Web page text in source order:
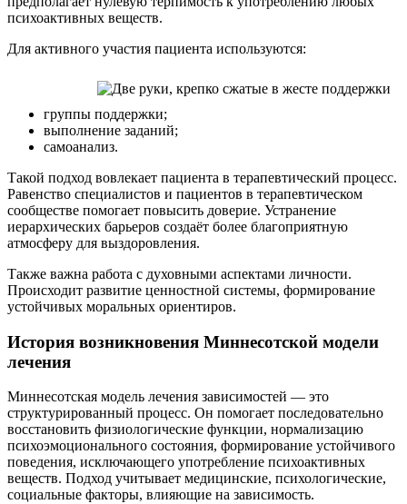
психоактивных веществ.
Для активного участия пациента используются:
группы поддержки;
выполнение заданий;
самоанализ.
Такой подход вовлекает пациента в терапевтический процесс.
Равенство специалистов и пациентов в терапевтическом
сообществе помогает повысить доверие. Устранение
иерархических барьеров создаёт более благоприятную
атмосферу для выздоровления.
Также важна работа с духовными аспектами личности.
Происходит развитие ценностной системы, формирование
устойчивых моральных ориентиров.
История возникновения Миннесотской модели
лечения
Миннесотская модель лечения зависимостей — это
структурированный процесс. Он помогает последовательно
восстановить физиологические функции, нормализацию
психоэмоционального состояния, формирование устойчивого
поведения, исключающего употребление психоактивных
веществ. Подход учитывает медицинские, психологические,
социальные факторы, влияющие на зависимость.